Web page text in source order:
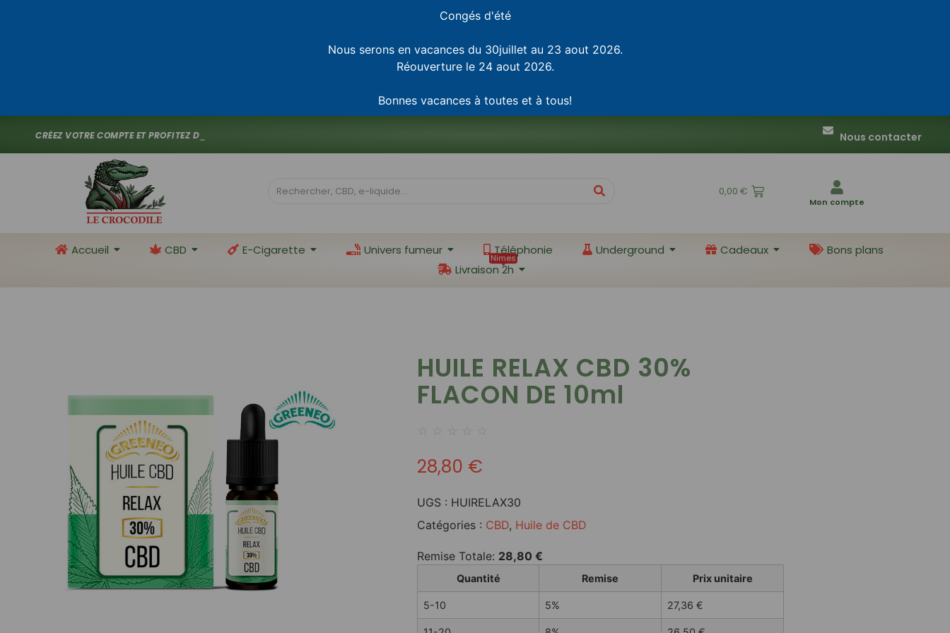
Congés d'été
Nous serons en vacances du 30juillet au 23 aout 2026.
Réouverture le 24 aout 2026.
Bonnes vacances à toutes et à tous!
CRÉEZ VOTRE COMPTE ET PROFITEZ D Nous contacter
0,00 €
Mon compte
Accueil CBD E-Cigarette Univers fumeur Téléphonie Underground Cadeaux
Bons plans
Livraison 2h
Nimes
HUILE RELAX CBD 30%
FLACON DE 10ml
☆ ☆ ☆ ☆ ☆
28,80 €
UGS : HUIRELAX30
Catégories : CBD, Huile de CBD
Remise Totale: 28,80 €
Quantité Remise Prix unitaire
5-10 5% 27,36 €